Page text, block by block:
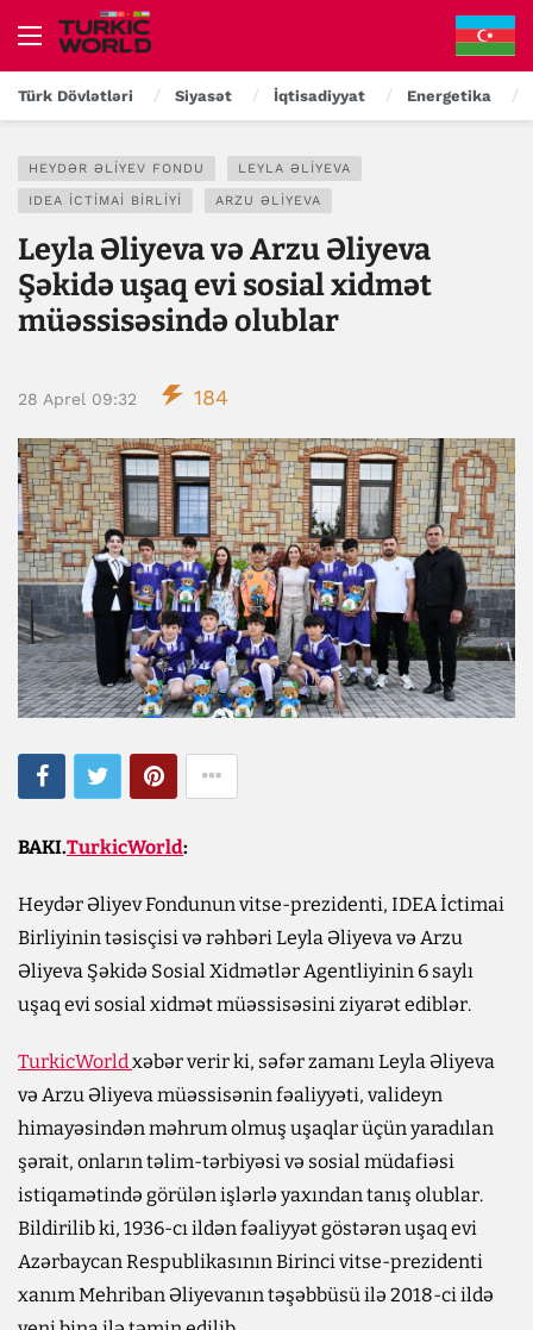
Türk Dövlətləri Siyasət İqtisadiyyat Energetika
HEYDƏR ƏLIYEV FONDU LEYLA ƏLIYEVA
IDEA İCTIMAI BIRLIYI ARZU ƏLIYEVA
Leyla Əliyeva və Arzu Əliyeva
Şəkidə uşaq evi sosial xidmət
müəssisəsində olublar
28 Aprel 09:32 184
BAKI.TurkicWorld:
Heydər Əliyev Fondunun vitse-prezidenti, IDEA İctimai
Birliyinin təsisçisi və rəhbəri Leyla Əliyeva və Arzu
Əliyeva Şəkidə Sosial Xidmətlər Agentliyinin 6 saylı
uşaq evi sosial xidmət müəssisəsini ziyarət ediblər.
TurkicWorldxəbər verir ki, səfər zamanı Leyla Əliyeva
və Arzu Əliyeva müəssisənin fəaliyyəti, valideyn
himayəsindən məhrum olmuş uşaqlar üçün yaradılan
şərait, onların təlim-tərbiyəsi və sosial müdafiəsi
istiqamətində görülən işlərlə yaxından tanış olublar.
Bildirilib ki, 1936-cı ildən fəaliyyət göstərən uşaq evi
Azərbaycan Respublikasının Birinci vitse-prezidenti
xanım Mehriban Əliyevanın təşəbbüsü ilə 2018-ci ildə